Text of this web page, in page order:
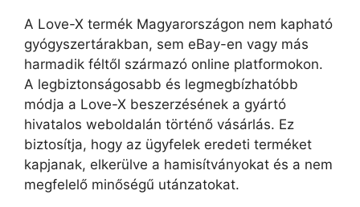
A Love-X termék Magyarországon nem kapható
gyógyszertárakban, sem eBay-en vagy más
harmadik féltől származó online platformokon.
A legbiztonságosabb és legmegbízhatóbb
módja a Love-X beszerzésének a gyártó
hivatalos weboldalán történő vásárlás. Ez
biztosítja, hogy az ügyfelek eredeti terméket
kapjanak, elkerülve a hamisítványokat és a nem
megfelelő minőségű utánzatokat.